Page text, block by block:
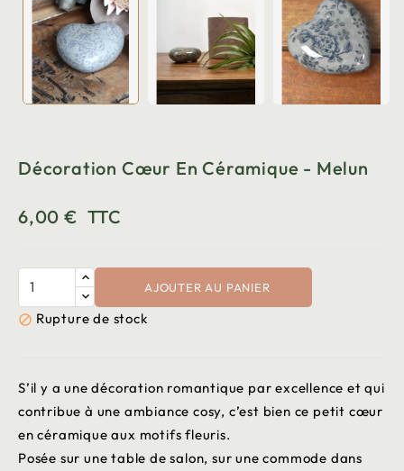
Décoration Cœur En Céramique - Melun
6,00 € TTC
AJOUTER AU PANIER
 Rupture de stock
S’il y a une décoration romantique par excellence et qui
contribue à une ambiance cosy, c’est bien ce petit cœur
en céramique aux motifs fleuris.
Posée sur une table de salon, sur une commode dans